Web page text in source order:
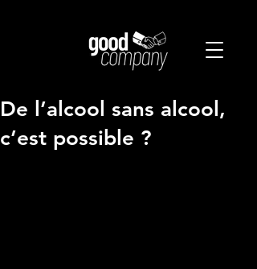
De l’alcool sans alcool,
c’est possible ?